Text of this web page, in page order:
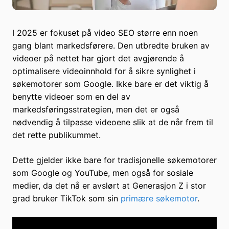
I 2025 er fokuset på video SEO større enn noen
gang blant markedsførere. Den utbredte bruken av
videoer på nettet har gjort det avgjørende å
optimalisere videoinnhold for å sikre synlighet i
søkemotorer som Google. Ikke bare er det viktig å
benytte videoer som en del av
markedsføringsstrategien, men det er også
nødvendig å tilpasse videoene slik at de når frem til
det rette publikummet.
Dette gjelder ikke bare for tradisjonelle søkemotorer
som Google og YouTube, men også for sosiale
medier, da det nå er avslørt at Generasjon Z i stor
grad bruker TikTok som sin primære søkemotor.